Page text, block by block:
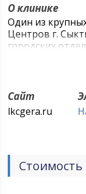
О клинике
Один из
Центров г.
городских
районе. Спектр
специалистов,
периодический
помощью к
Сайт
lkcgera.ru
Стоимость